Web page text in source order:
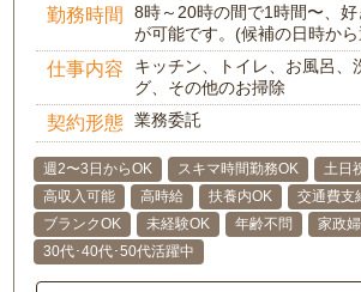
勤務時間
8時～20時の間で1時間〜、好
が可能です。(候補の日時か
仕事内容
キッチン、トイレ、お風呂、
グ、その他のお掃除
契約形態 業務委託
週2〜3日からOK スキマ時間勤務OK
土日
高収入可能
高時給 扶養内OK 交通費支
ブランクOK
未経験OK 年齢不問
家政
30代･40代･50代活躍中